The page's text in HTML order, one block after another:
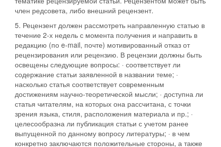
член редсовета, либо внешний рецензент.
5. Рецензент должен рассмотреть направленную статью в
течение 2-х недель с момента получения и направить в
редакцию (по e-mail, почте) мотивированный отказ от
рецензирования или рецензию. В рецензии должны быть
освещены следующие вопросы: · соответствует ли
содержание статьи заявленной в названии теме; ·
насколько статья соответствует современным
достижениям научно-теоретической мысли; · доступна ли
статья читателям, на которых она рассчитана, с точки
зрения языка, стиля, расположения материала и пр.; ·
целесообразна ли публикация статьи с учетом ранее
выпущенной по данному вопросу литературы; · в чем
конкретно заключаются положительные стороны, а также